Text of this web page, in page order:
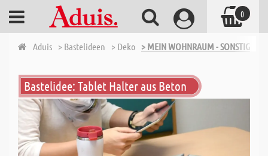
Aduis > Bastelideen > Deko > MEIN WOHNRAUM - SONSTIGES
Bastelidee: Tablet Halter aus Beton
0